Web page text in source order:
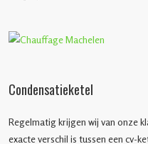
Condensatieketel
Regelmatig krijgen wij van onze
exacte verschil is tussen een cv-